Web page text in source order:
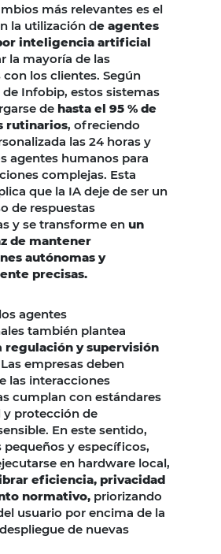
más relevantes es el
la utilización de agentes
inteligencia artificial
la mayoría de las
los clientes. Según
Infobip, estos sistemas
de hasta el 95 % de
rutinarios, ofreciendo
las 24 horas y
agentes humanos para
complejas. Esta
que la IA deje de ser un
de respuestas
y se transforme en un
de mantener
autónomas y
precisas.
agentes
también plantea
regulación y supervisión
empresas deben
las interacciones
cumplan con estándares
y protección de
En este sentido,
pequeños y específicos,
en hardware local,
eficiencia, privacidad
normativo, priorizando
usuario por encima de la
de nuevas